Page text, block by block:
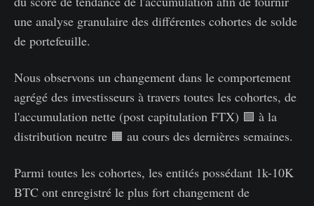
une analyse granulaire des différentes cohortes de solde
de portefeuille.
Nous observons un changement dans le comportement
agrégé des investisseurs à travers toutes les cohortes, de
l'accumulation nette (post capitulation FTX) 🟩 à la
distribution neutre 🟧 au cours des dernières semaines.
Parmi toutes les cohortes, les entités possédant 1k-10K
BTC ont enregistré le plus fort changement de